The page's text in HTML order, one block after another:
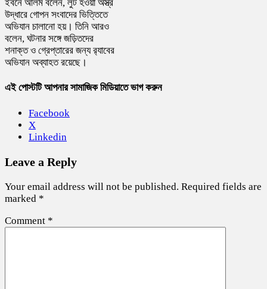
ইবনে আলম বলেন, লুট হওয়া অস্ত্র
উদ্ধারে গোপন সংবাদের ভিত্তিতে
অভিযান চালানো হয়। তিনি আরও
বলেন, ঘটনার সঙ্গে জড়িতদের
শনাক্ত ও গ্রেপ্তারের জন্য র‍্যাবের
অভিযান অব্যাহত রয়েছে।
এই পোস্টটি আপনার সামাজিক মিডিয়াতে ভাগ করুন
Facebook
X
Linkedin
Leave a Reply
Your email address will not be published. Required fields are
marked *
Comment *